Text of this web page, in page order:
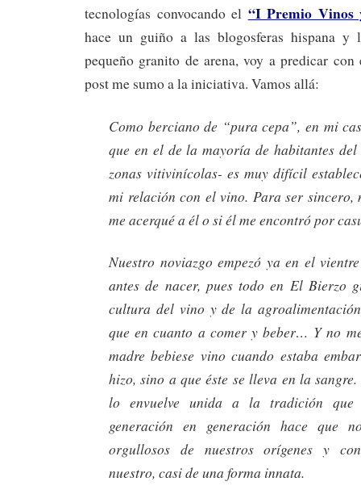
tecnologías convocando el “I Premio Vinos
hace un guiño a las blogosferas hispana y
pequeño granito de arena, voy a predicar
post me sumo a la iniciativa. Vamos allá:
Como berciano de “pura cepa”, en mi
que en el de la mayoría de habitantes
zonas vitivinícolas- es muy difícil
mi relación con el vino. Para ser sincero,
me acerqué a él o si él me encontró por
Nuestro noviazgo empezó ya en el
antes de nacer, pues todo en El Bierzo
cultura del vino y de la
que en cuanto a comer y beber… Y no
madre bebiese vino cuando estaba
hizo, sino a que éste se lleva en la
lo envuelve unida a la tradición que
generación en generación hace que
orgullosos de nuestros orígenes y
nuestro, casi de una forma innata.